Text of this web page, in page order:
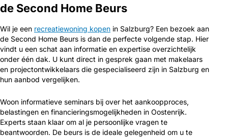
de Second Home Beurs
Wil je een recreatiewoning kopen in Salzburg? Een bezoek aan
de Second Home Beurs is dan de perfecte volgende stap. Hier
vindt u een schat aan informatie en expertise overzichtelijk
onder één dak. U kunt direct in gesprek gaan met makelaars
en projectontwikkelaars die gespecialiseerd zijn in Salzburg en
hun aanbod vergelijken.
Woon informatieve seminars bij over het aankoopproces,
belastingen en financieringsmogelijkheden in Oostenrijk.
Experts staan klaar om al je persoonlijke vragen te
beantwoorden. De beurs is de ideale gelegenheid om u te